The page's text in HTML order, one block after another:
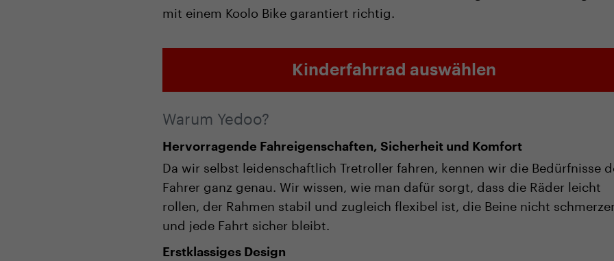
mit einem Koolo Bike garantiert richtig.
Kinderfahrrad auswählen
Warum Yedoo?
Hervorragende Fahreigenschaften, Sicherheit und Komfort
Da wir selbst leidenschaftlich Tretroller fahren, kennen wir die Bedürfnisse
Fahrer ganz genau. Wir wissen, wie man dafür sorgt, dass die Räder leicht
rollen, der Rahmen stabil und zugleich flexibel ist, die Beine nicht
und jede Fahrt sicher bleibt.
Erstklassiges Design